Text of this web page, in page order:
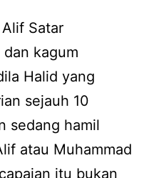
Satar
kagum
Halid yang
sejauh 10
sedang hamil
atau Muhammad
itu bukan